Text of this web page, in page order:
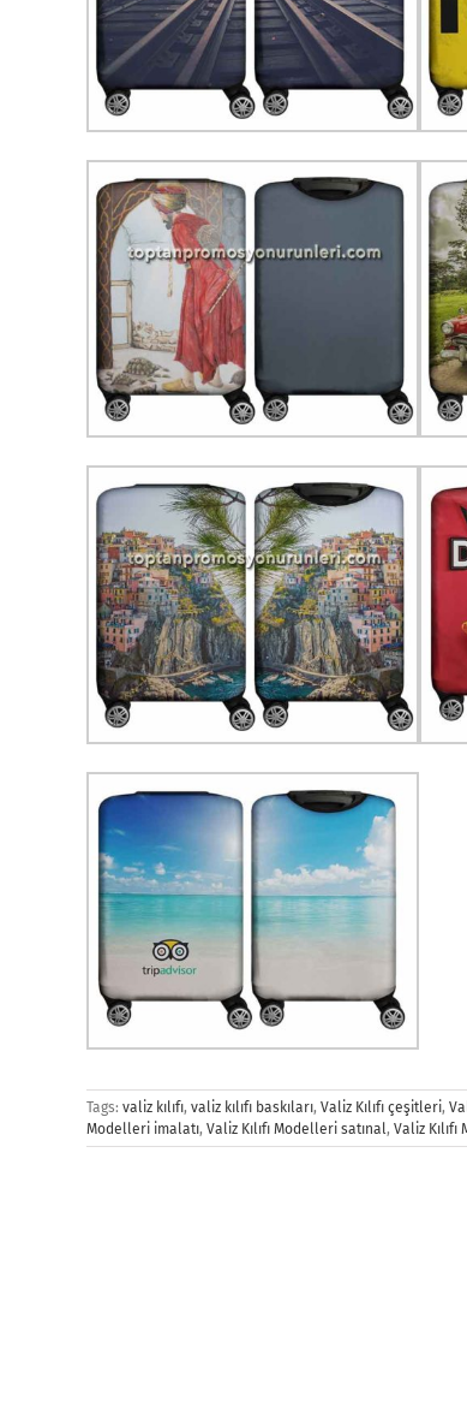
Tags: valiz kılıfı, valiz kılıfı baskıları, Valiz Kılıfı çeşitleri,
Modelleri imalatı, Valiz Kılıfı Modelleri satınal, Valiz